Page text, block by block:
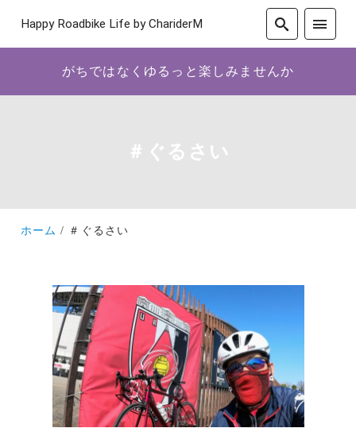
Happy Roadbike Life by ChariderM
がちではなくゆるっと楽しみませんか
＃ぐるさい
ホーム ＃ぐるさい